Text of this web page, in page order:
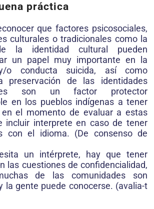
práctica
que factores psicosociales,
culturales o tradicionales como la
la identidad cultural pueden
un papel muy importante en la
o conducta suicida, así como
preservación de las identidades
son un factor protector
en los pueblos indígenas a tener
el momento de evaluar a estas
incluir interprete en caso de tener
con el idioma. (De consenso de
un intérprete, hay que tener
las cuestiones de confidencialidad,
de las comunidades son
la gente puede conocerse. (avalia-t